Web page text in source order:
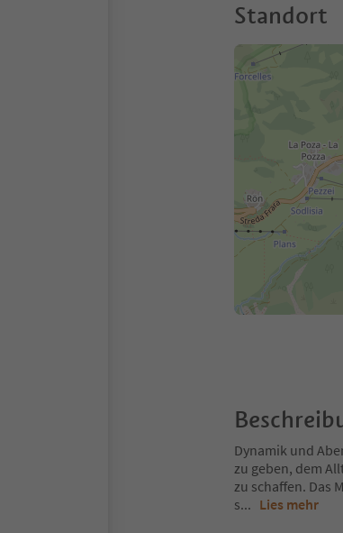
Standort
Dynamik und
zu geben, dem
zu schaffen. Das
s... Lies mehr